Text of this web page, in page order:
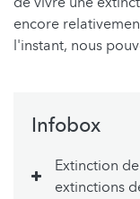
encore
l'instant, nous
Infobox
Extinction
extinctions